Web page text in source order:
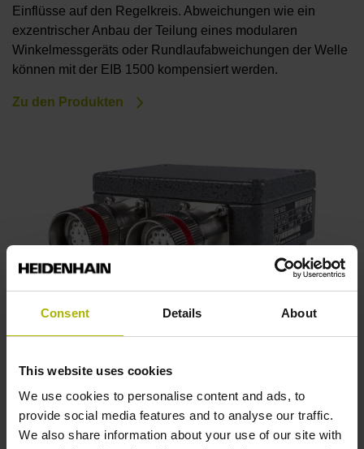
Consent Details About
This website uses cookies
We use cookies to personalise content and ads, to
provide social media features and to analyse our traffic.
We also share information about your use of our site with
Einflüsse auf den Regelkreis. Abweichungen wie ein
exzentrischer Anbau der Teilung eines modularen
Winkelmessgeräts oder Rundlaufabweichungen der Welle
können mit der EIB 1500 kompensiert werden.
Zu den Produkten
Temperaturerfassung am
Direktantrieb
Erhöhung der Wirtschaftlichkeit und Schutz des
Direktantriebs vor Überlastung durch die Überwachung
aller drei Wicklungen: optimierte Temperaturerfassung von